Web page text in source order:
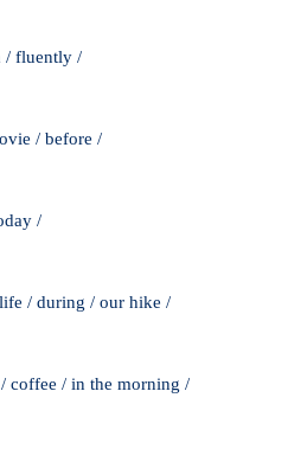
/ fluently /
/ before /
/
/ during / our hike /
coffee / in the morning /